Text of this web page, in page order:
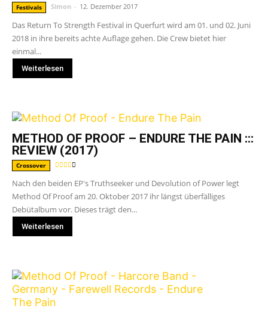
Festivals Simon - 12. Dezember 2017
Das Return To Strength Festival in Querfurt wird am 01. und 02. Juni
2018 in ihre bereits achte Auflage gehen. Die Crew bietet hier
einmal...
Weiterlesen
METHOD OF PROOF – ENDURE THE PAIN :::
REVIEW (2017)
Crossover
Nach den beiden EP's Truthseeker und Devolution of Power legt
Method Of Proof am 20. Oktober 2017 ihr längst überfälliges
Debütalbum vor. Dieses trägt den...
Weiterlesen